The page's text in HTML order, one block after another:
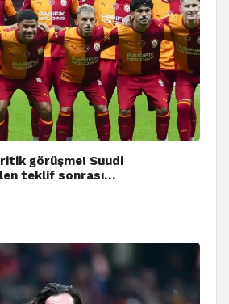
görüşme! Suudi
teklif sonrası…